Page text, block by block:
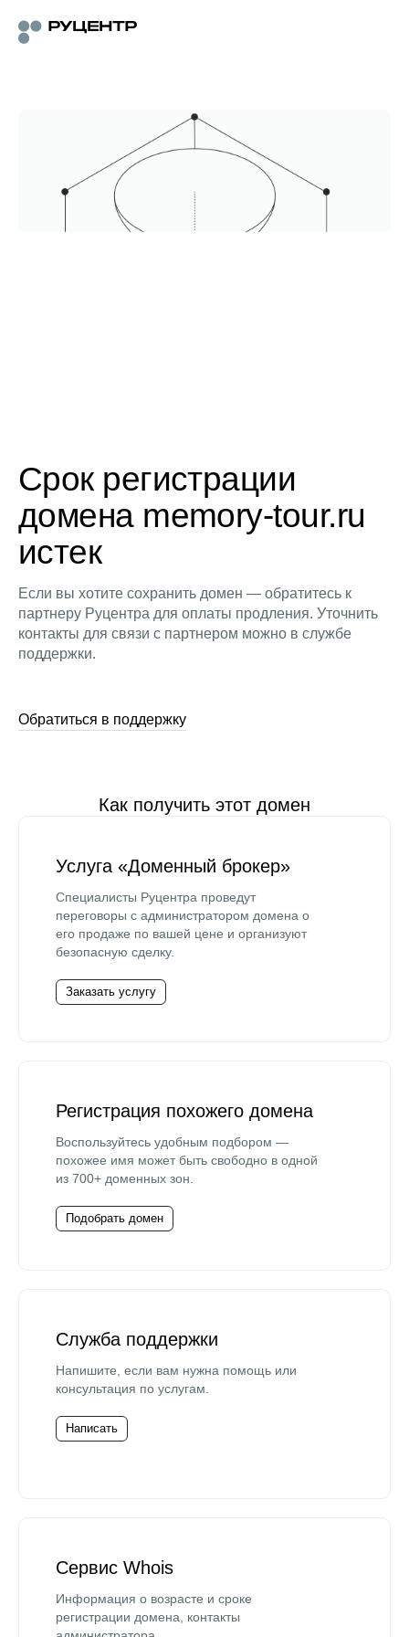
Срок регистрации
домена memory-tour.ru
истек
Если вы хотите сохранить домен — обратитесь к
партнеру Руцентра для оплаты продления. Уточнить
контакты для связи с партнером можно в службе
поддержки.
Обратиться в поддержку
Как получить этот домен
Услуга «Доменный брокер»
Специалисты Руцентра проведут
переговоры с администратором домена о
его продаже по вашей цене и организуют
безопасную сделку.
Заказать услугу
Регистрация похожего домена
Воспользуйтесь удобным подбором —
похожее имя может быть свободно в одной
из 700+ доменных зон.
Подобрать домен
Служба поддержки
Напишите, если вам нужна помощь или
консультация по услугам.
Написать
Сервис Whois
Информация о возрасте и сроке
регистрации домена, контакты